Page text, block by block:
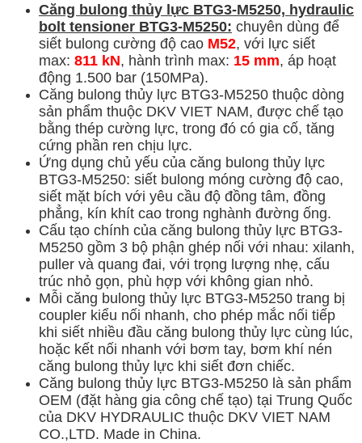
Căng bulong thủy lực BTG3-M5250, hydraulic
bolt tensioner BTG3-M5250: chuyên dùng để
siết bulong cường độ cao M52, với lực siết
max: 811 kN, hành trình max: 15 mm, áp hoạt
động 1.500 bar (150MPa).
Căng bulong thủy lực BTG3-M5250 thuộc dòng
sản phẩm thuộc DKV VIET NAM, được chế tạo
bằng thép cường lực, trong đó có gia cố, tăng
cứng phần ren chịu lực.
Ứng dụng chủ yếu của căng bulong thủy lực
BTG3-M5250: siết bulong móng cường độ cao,
siết mặt bích với yêu cầu độ đồng tâm, đồng
phẳng, kín khít cao trong nghành đường ống.
Cấu tạo chính của căng bulong thủy lực BTG3-
M5250 gồm 3 bộ phận ghép nối với nhau: xilanh,
puller và quang đai, với trọng lượng nhẹ, cấu
trúc nhỏ gọn, phù hợp với không gian nhỏ.
Mỗi căng bulong thủy lực BTG3-M5250 trang bị
coupler kiểu nối nhanh, cho phép mắc nối tiếp
khi siết nhiều đầu căng bulong thủy lực cùng lúc,
hoặc kết nối nhanh với bơm tay, bơm khí nén
căng bulong thủy lực khi siết đơn chiếc.
Căng bulong thủy lực BTG3-M5250 là sản phẩm
OEM (đặt hàng gia công chế tạo) tại Trung Quốc
của DKV HYDRAULIC thuộc DKV VIET NAM
CO.,LTD. Made in China.